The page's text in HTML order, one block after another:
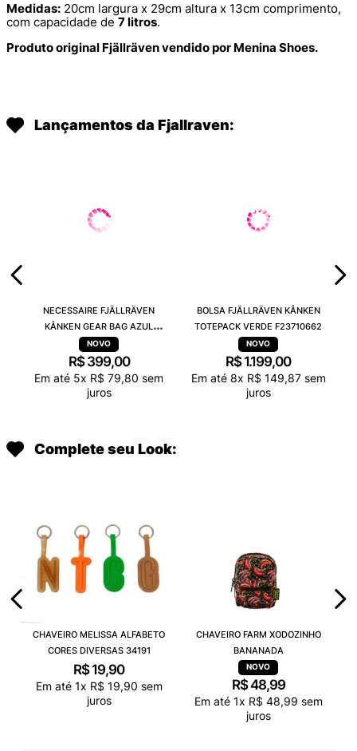
Medidas: 20cm largura x 29cm altura x 13cm comprimento,
com capacidade de 7 litros.
Produto original Fjällräven vendido por Menina Shoes.
Lançamentos da Fjallraven:
NECESSAIRE FJÄLLRÄVEN
KÅNKEN GEAR BAG AZUL
F25862560
R$ 399,00
Em até 5x R$ 79,80 sem
juros
BOLSA FJÄLLRÄVEN KÅNKEN
TOTEPACK VERDE F23710662
R$ 1.199,00
Em até 8x R$ 149,87sem
juros
Complete seu Look:
CHAVEIRO MELISSA ALFABETO
CORES DIVERSAS 34191
R$ 19,90
Em até 1x R$ 19,90 sem
juros
CHAVEIRO FARM XODOZINHO
BANANADA
R$48,99
Em até 1x R$ 48,99 sem
juros